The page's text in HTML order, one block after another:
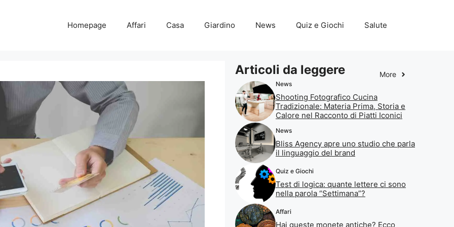
Homepage Affari Casa Giardino News Quiz e Giochi Salute
Articoli da leggere More
News
Shooting Fotografico Cucina
Tradizionale: Materia Prima, Storia e
Calore nel Racconto di Piatti Iconici
News
Bliss Agency apre uno studio che parla
il linguaggio del brand
Quiz e Giochi
Test di logica: quante lettere ci sono
nella parola “Settimana”?
Affari
Hai queste monete antiche? Ecco